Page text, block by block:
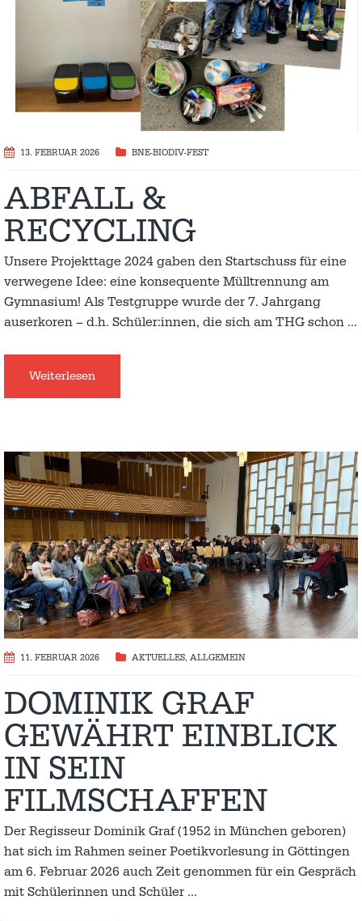
13. FEBRUAR 2026 BNE-BIODIV-FEST
ABFALL &
RECYCLING
Unsere Projekttage 2024 gaben den Startschuss für eine
verwegene Idee: eine konsequente Mülltrennung am
Gymnasium! Als Testgruppe wurde der 7. Jahrgang
auserkoren – d.h. Schüler:innen, die sich am THG schon …
Weiterlesen
11. FEBRUAR 2026 AKTUELLES, ALLGEMEIN
DOMINIK GRAF
GEWÄHRT EINBLICK
IN SEIN
FILMSCHAFFEN
Der Regisseur Dominik Graf (1952 in München geboren)
hat sich im Rahmen seiner Poetikvorlesung in Göttingen
am 6. Februar 2026 auch Zeit genommen für ein Gespräch
mit Schülerinnen und Schüler …